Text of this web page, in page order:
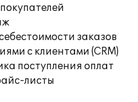
заказов
с клиентами (CRM)
поступления оплат
листы